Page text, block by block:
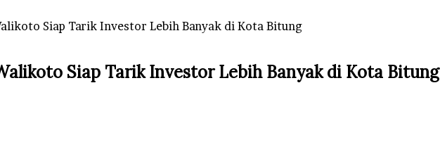
Siap Tarik Investor Lebih Banyak di Kota Bitung
Siap Tarik Investor Lebih Banyak di Kota Bitung